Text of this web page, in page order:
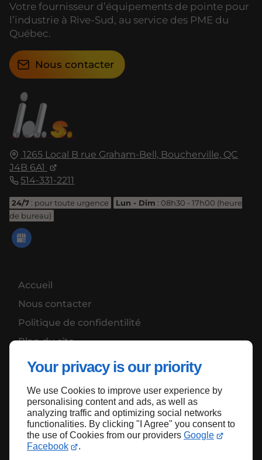
Your privacy is our priority
We use Cookies to improve user experience by
personalising content and ads, as well as
analyzing traffic and optimizing social networks
functionalities. By clicking "I Agree" you consent to
the use of Cookies from our providers Google
Facebook
.
1265 Local B rue Graham-Bell, Boucherville, QC
J4B 6A1
514-331-2211
24/7 : pour toute urgence Lun - Dim : 08h30 - 17h00 (heure
de bureau)
Accueil
Nous contacter
Politique de confidentilité
Plan du site
Votre fournisseur d’équipements de pointe pour
l’industrie à Rive-Sud, au service des PME du
Québec.
Nous contacter
Haut de page